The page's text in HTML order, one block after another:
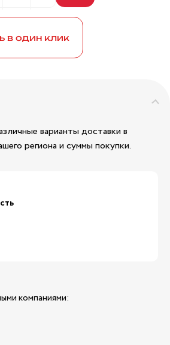
(белый) 280мл ANDRE
BROS
в один клик
варианты доставки в
региона и суммы покупки.
компаниями: